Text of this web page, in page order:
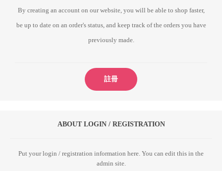
By creating an account on our website, you will be able to shop faster,
be up to date on an order's status, and keep track of the orders you have
previously made.
註冊
ABOUT LOGIN / REGISTRATION
Put your login / registration information here. You can edit this in the
admin site.